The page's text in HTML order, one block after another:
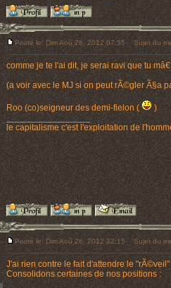
Posté le: Dim Aoû 26, 2012 07:55 Sujet du
comme je te l'ai dit, je serai ravi que tu
(a voir avec le MJ si on peut rÃ©gler Ã§a
Roo (co)seigneur des demi-fielon (
)
_________________
le capitalisme c'est l'exploitation de
Posté le: Dim Aoû 26, 2012 22:15 Sujet du
J'ai rien contre le fait d'attendre le
Consolidons certaines de nos positions :